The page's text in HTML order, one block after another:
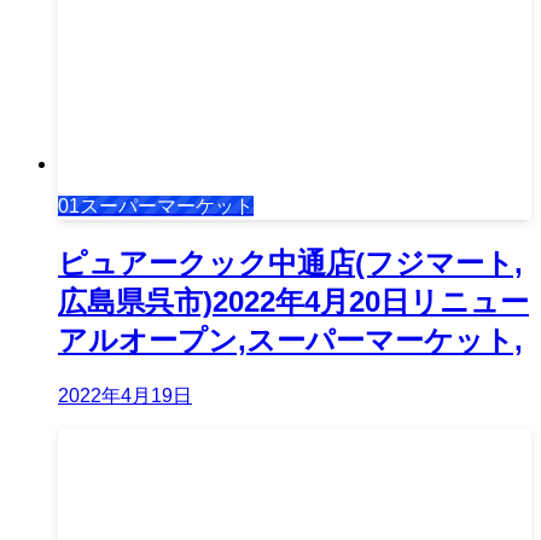
01スーパーマーケット
ピュアークック中通店(フジマート,
広島県呉市)2022年4月20日リニュー
アルオープン,スーパーマーケット,
2022年4月19日